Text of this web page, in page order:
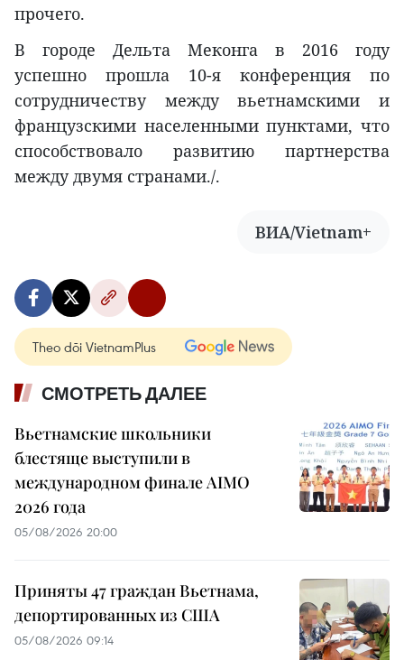
прочего.
В городе Дельта Меконга в 2016 году
успешно прошла 10-я конференция по
сотрудничеству между вьетнамскими и
французскими населенными пунктами, что
способствовало развитию партнерства
между двумя странами./.
ВИА/Vietnam+
Theo dõi VietnamPlus
СМОТРЕТЬ ДАЛЕЕ
Вьетнамские школьники
блестяще выступили в
международном финале AIMO
2026 года
05/08/2026 20:00
Приняты 47 граждан Вьетнама,
депортированных из США
05/08/2026 09:14